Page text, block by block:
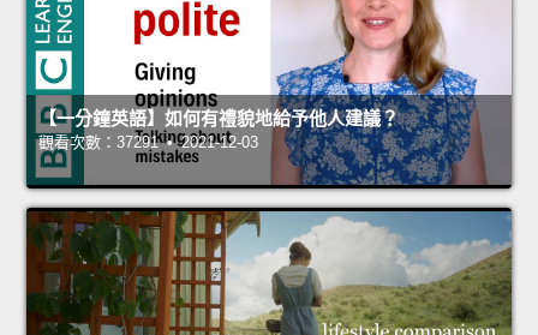
【一分鐘英語】如何有禮貌地給予他人建議？
觀看次數：37291 • 2021-12-03